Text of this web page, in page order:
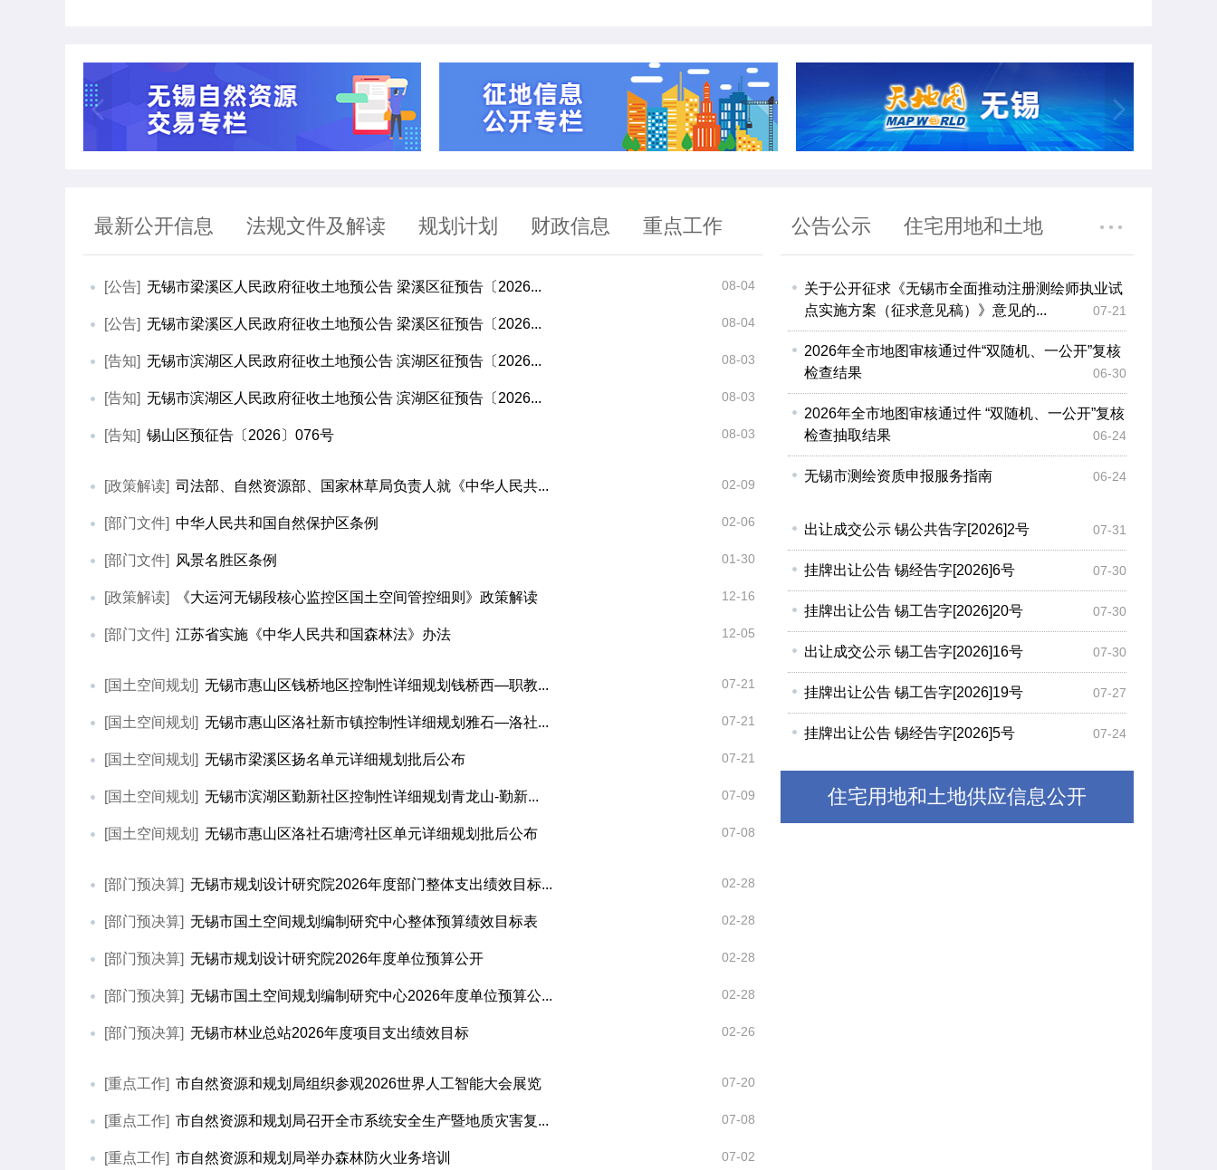
最新公开信息 法规文件及解读 规划计划 财政信息 重点工作
[公告] 无锡市梁溪区人民政府征收土地预公告 梁溪区征预告〔2026... 08-04
[公告] 无锡市梁溪区人民政府征收土地预公告 梁溪区征预告〔2026... 08-04
[告知] 无锡市滨湖区人民政府征收土地预公告 滨湖区征预告〔2026... 08-03
[告知] 无锡市滨湖区人民政府征收土地预公告 滨湖区征预告〔2026... 08-03
[告知] 锡山区预征告〔2026〕076号 08-03
[政策解读] 司法部、自然资源部、国家林草局负责人就《中华人民共... 02-09
[部门文件] 中华人民共和国自然保护区条例 02-06
[部门文件] 风景名胜区条例 01-30
[政策解读] 《大运河无锡段核心监控区国土空间管控细则》政策解读 12-16
[部门文件] 江苏省实施《中华人民共和国森林法》办法 12-05
[国土空间规划] 无锡市惠山区钱桥地区控制性详细规划钱桥西—职教... 07-21
[国土空间规划] 无锡市惠山区洛社新市镇控制性详细规划雅石—洛社... 07-21
[国土空间规划] 无锡市梁溪区扬名单元详细规划批后公布 07-21
[国土空间规划] 无锡市滨湖区勤新社区控制性详细规划青龙山-勤新... 07-09
[国土空间规划] 无锡市惠山区洛社石塘湾社区单元详细规划批后公布 07-08
[部门预决算] 无锡市规划设计研究院2026年度部门整体支出绩效目标... 02-28
[部门预决算] 无锡市国土空间规划编制研究中心整体预算绩效目标表 02-28
[部门预决算] 无锡市规划设计研究院2026年度单位预算公开 02-28
[部门预决算] 无锡市国土空间规划编制研究中心2026年度单位预算公... 02-28
[部门预决算] 无锡市林业总站2026年度项目支出绩效目标 02-26
[重点工作] 市自然资源和规划局组织参观2026世界人工智能大会展览 07-20
[重点工作] 市自然资源和规划局召开全市系统安全生产暨地质灾害复... 07-08
[重点工作] 市自然资源和规划局举办森林防火业务培训 07-02
公告公示 住宅用地和土地
关于公开征求《无锡市全面推动注册测绘师执业试
点实施方案（征求意见稿）》意见的...
07-21
2026年全市地图审核通过件“双随机、一公开”复核
检查结果
06-30
2026年全市地图审核通过件 “双随机、一公开”复核
检查抽取结果
06-24
无锡市测绘资质申报服务指南 06-24
出让成交公示 锡公共告字[2026]2号 07-31
挂牌出让公告 锡经告字[2026]6号 07-30
挂牌出让公告 锡工告字[2026]20号 07-30
出让成交公示 锡工告字[2026]16号 07-30
挂牌出让公告 锡工告字[2026]19号 07-27
挂牌出让公告 锡经告字[2026]5号 07-24
住宅用地和土地供应信息公开